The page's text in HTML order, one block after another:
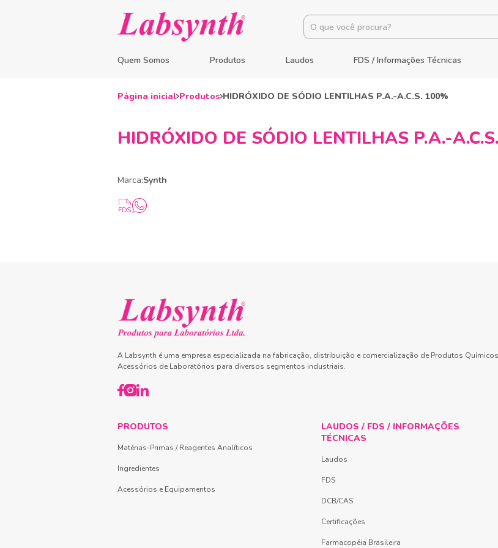
Quem Somos Produtos Laudos FDS / Informações Técnicas
Página inicial Produtos HIDRÓXIDO DE SÓDIO LENTILHAS P.A.-A.C.S. 100%
HIDRÓXIDO DE SÓDIO LENTILHAS P.A.-
Marca:Synth
A Labsynth é uma empresa especializada na fabricação, distribuição e comercialização de Produtos
Acessórios de Laboratórios para diversos segmentos industriais.
PRODUTOS
Matérias-Primas / Reagentes Analíticos
Ingredientes
Acessórios e Equipamentos
LAUDOS / FDS / INFORMAÇÕES
TÉCNICAS
Laudos
FDS
DCB/CAS
Certificações
Farmacopéia Brasileira